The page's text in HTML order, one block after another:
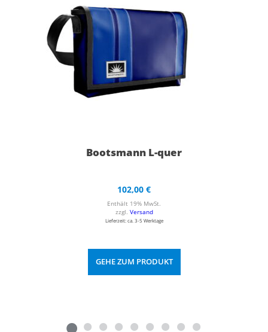
Bootsmann L-quer
102,00€
Enthält 19% MwSt.
zzgl. Versand
Lieferzeit: ca. 3-5 Werktage
GEHE ZUM PRODUKT